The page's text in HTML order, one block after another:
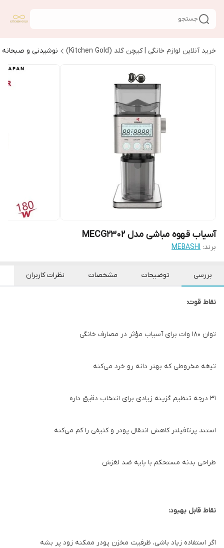
جستجو
خرید آنلاین لوازم خانگی | کیچن گلد (Kitchen Gold) نوشیدنی و صبحانه
آسیاب قهوه مباشی مدل MECG2302
برند: MEBASHI
بررسی توضیحات مشخصات نظرات کاربران
نقاط قوت:
توان ۱۸۰ وات برای آسیاب مؤثر در مصارف خانگی
تیغه مخروطی که بهتر دانه رو خرد می‌کنه
۳۱ درجه تنظیم گزینه‌ زیادی برای انتخاب دقیق داره
استند پرتافیلتر کاهش انتقال پودر و کثیفی را کم می‌کنه
طراحی بدنه مستحکم با پایه ضد لغزش
نقاط قابل بهبود:
اگر استفاده زیاد باشی، ظرفیت مخزن پودر ممکنه زود پر بشه